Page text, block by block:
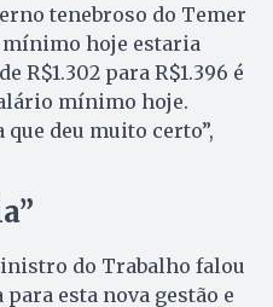
tenebroso do Temer
hoje estaria
R$1.302 para R$1.396 é
mínimo hoje.
deu muito certo”,
do Trabalho falou
esta nova gestão e